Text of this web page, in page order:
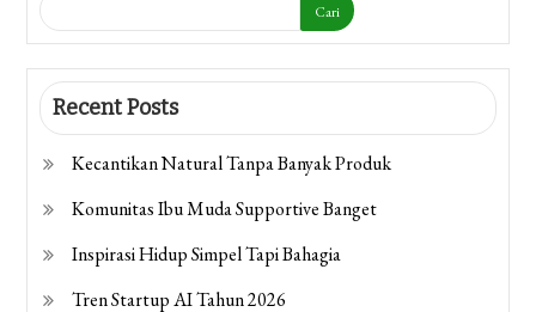
Cari
Recent Posts
Kecantikan Natural Tanpa Banyak Produk
Komunitas Ibu Muda Supportive Banget
Inspirasi Hidup Simpel Tapi Bahagia
Tren Startup AI Tahun 2026